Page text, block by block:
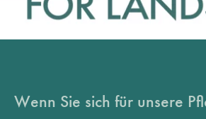
Wenn Sie sich für unsere